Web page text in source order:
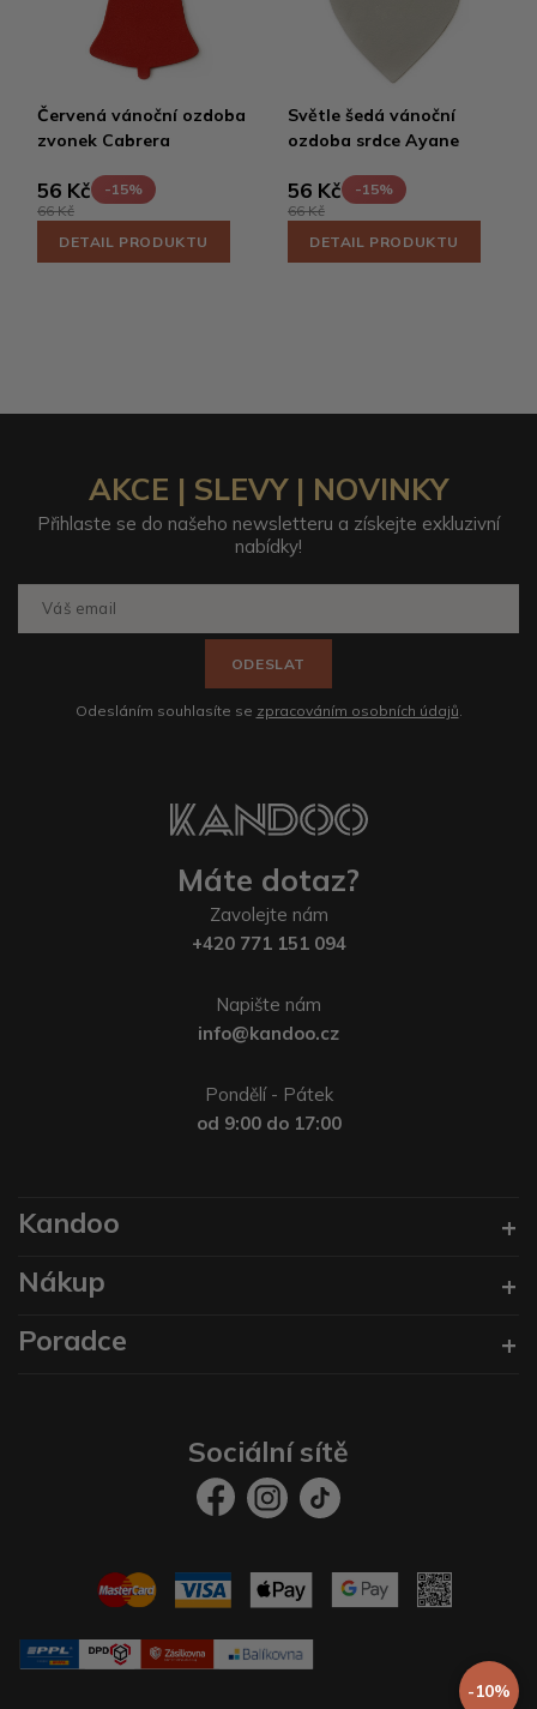
Červená vánoční ozdoba
zvonek Cabrera
56 Kč
-15%
66 Kč
DETAIL PRODUKTU
Světle šedá vánoční
ozdoba srdce Ayane
56 Kč
-15%
66 Kč
DETAIL PRODUKTU
AKCE | SLEVY | NOVINKY
Přihlaste se do našeho newsletteru a získejte exkluzivní
nabídky!
ODESLAT
Odesláním souhlasíte se zpracováním osobních údajů
-10%
Máte dotaz?
Zavolejte nám
+420 771 151 094
Napište nám
info@kandoo.cz
Pondělí - Pátek
od 9:00 do 17:00
Kandoo
Nákup
Poradce
Sociální sítě